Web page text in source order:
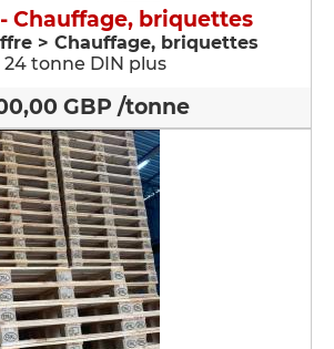
Chauffage, briquettes
> Chauffage, briquettes
24 tonne DIN plus
GBP /tonne